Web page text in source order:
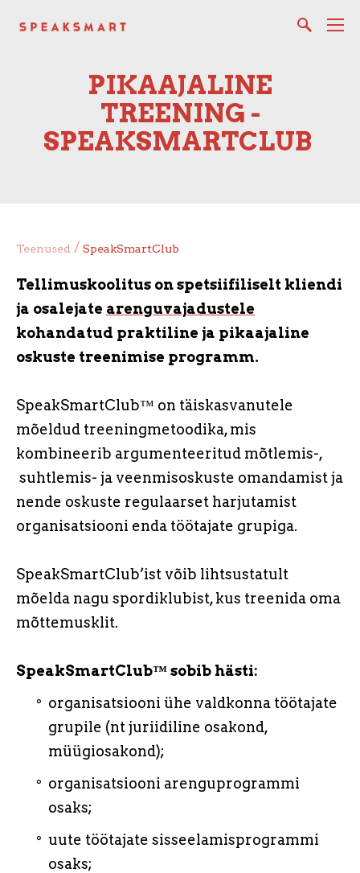
PIKAAJALINE
TREENING -
SPEAKSMARTCLUB
Teenused / SpeakSmartClub
Tellimuskoolitus on spetsiifiliselt kliendi
ja osalejate arenguvajadustele
kohandatud praktiline ja pikaajaline
oskuste treenimise programm.
SpeakSmartClub™ on täiskasvanutele
mõeldud treeningmetoodika, mis
kombineerib argumenteeritud mõtlemis-,
suhtlemis- ja veenmisoskuste omandamist ja
nende oskuste regulaarset harjutamist
organisatsiooni enda töötajate grupiga.
SpeakSmartClub’ist võib lihtsustatult
mõelda nagu spordiklubist, kus treenida oma
mõttemusklit.
SpeakSmartClub™ sobib hästi:
organisatsiooni ühe valdkonna töötajate
grupile (nt juriidiline osakond,
müügiosakond);
organisatsiooni arenguprogrammi
osaks;
uute töötajate sisseelamisprogrammi
osaks;